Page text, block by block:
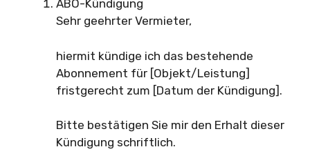
ABO-Kündigung
Sehr geehrter Vermieter,
hiermit kündige ich das bestehende
Abonnement für [Objekt/Leistung]
fristgerecht zum [Datum der Kündigung].
Bitte bestätigen Sie mir den Erhalt dieser
Kündigung schriftlich.